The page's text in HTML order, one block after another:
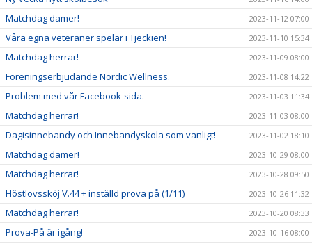
Matchdag damer! 2023-11-12 07:00
Våra egna veteraner spelar i Tjeckien! 2023-11-10 15:34
Matchdag herrar! 2023-11-09 08:00
Föreningserbjudande Nordic Wellness. 2023-11-08 14:22
Problem med vår Facebook-sida. 2023-11-03 11:34
Matchdag herrar! 2023-11-03 08:00
Dagisinnebandy och Innebandyskola som vanligt! 2023-11-02 18:10
Matchdag damer! 2023-10-29 08:00
Matchdag herrar! 2023-10-28 09:50
Höstlovssköj V.44 + inställd prova på (1/11) 2023-10-26 11:32
Matchdag herrar! 2023-10-20 08:33
Prova-På är igång! 2023-10-16 08:00